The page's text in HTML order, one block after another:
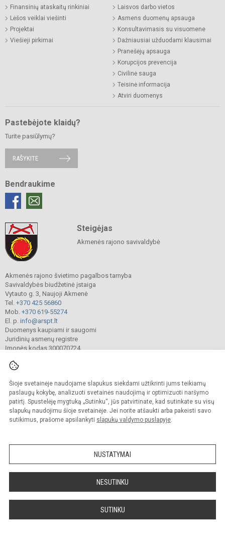
Šioje svetainėje naudojame slapukus siekdami užtikrinti jums teikiamų
paslaugų kokybę, analizuoti svetainės naudojimą ir optimizuoti naršymo
patirtį. Spustelėję mygtuką „Sutinku“, jūs patvirtinate, kad sutinkate su visų
slapukų naudojimu šioje svetainėje. Jei norite atšaukti arba pakeisti savo
sutikimus, prašome apsilankyti slapukų valdymo puslapyje.
NUSTATYMAI
NESUTINKU
SUTINKU
Finansinių ataskaitų rinkiniai
Lėšos veiklai viešinti
Projektai
Viešieji pirkimai
Laisvos darbo vietos
Asmens duomenų apsauga
Konsultavimasis su visuomene
Dažniausiai užduodami klausimai
Pranešėjų apsauga
Korupcijos prevencija
Civilinė sauga
Teisinė informacija
Atviri duomenys
Pastebėjote klaidų?
Turite pasiūlymų?
RAŠYKITE
Bendraukime
Steigėjas
Akmenės rajono savivaldybė
Akmenės rajono švietimo pagalbos tarnyba
Savivaldybės biudžetinė įstaiga
Vytauto g. 3, Naujoji Akmenė
Tel. +370 425 56860
Mob. +370 619-55274
El. p. info@arspt.lt
Duomenys kaupiami ir saugomi
Juridinių asmenų registre
Įmonės kodas 300070724
© 2025. Akmenės rajono švietimo pagalbos tarnyba. Visos teisės saugomos.
Kopijuoti turinį be raštiško įstaigos administracijos sutikimo griežtai draudžiama.
Prieinamumo paraiška Slapukų valdymas
Sumanus būdas atnaujinti